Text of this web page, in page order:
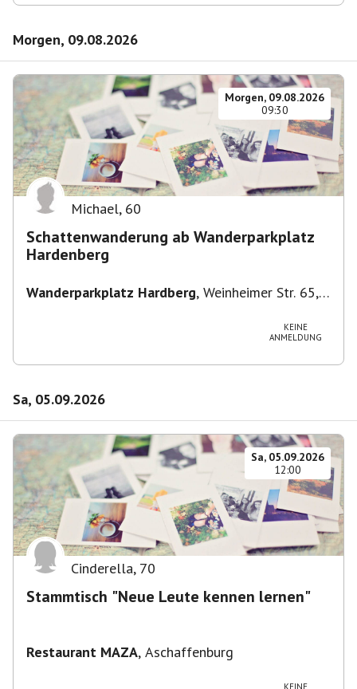
Morgen, 09.08.2026
Morgen, 09.08.2026
09:30
Michael, 60
Schattenwanderung ab Wanderparkplatz
Hardenberg
Wanderparkplatz Hardberg, Weinheimer Str. 65,
KEINE
ANMELDUNG
Sa, 05.09.2026
Sa, 05.09.2026
12:00
Cinderella, 70
Stammtisch "Neue Leute kennen lernen"
Restaurant MAZA, Aschaffenburg
KEINE